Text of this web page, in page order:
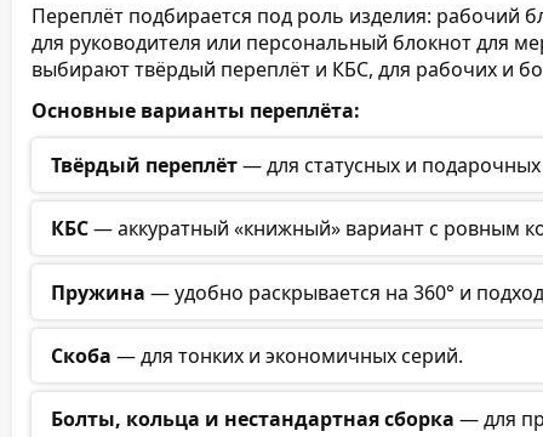
194 (97 листов)
198 (99 листов)
200 (100 листов)
Переплёт подбирается под роль изделия: рабочий
для руководителя или персональный блокнот для
выбирают твёрдый переплёт и КБС, для рабочих и
Основные варианты переплёта:
Твёрдый переплёт— для статусных и
КБС— аккуратный «книжный» вариант с ровным
Пружина — удобно раскрывается на 360° и
Скоба — для тонких и экономичных серий.
Болты, кольца и нестандартная сборка — для